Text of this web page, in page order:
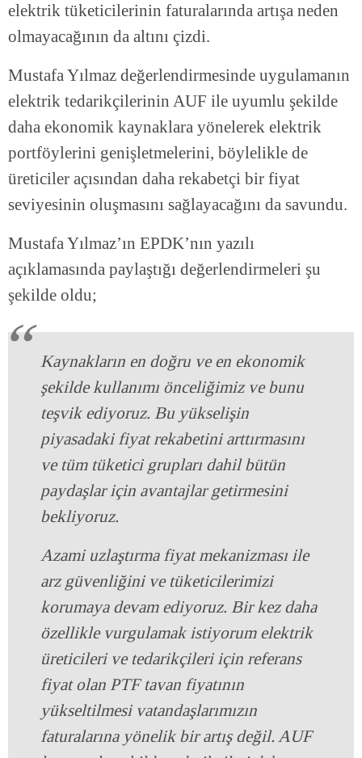
elektrik tüketicilerinin faturalarında artışa neden
olmayacağının da altını çizdi.
Mustafa Yılmaz değerlendirmesinde uygulamanın
elektrik tedarikçilerinin AUF ile uyumlu şekilde
daha ekonomik kaynaklara yönelerek elektrik
portföylerini genişletmelerini, böylelikle de
üreticiler açısından daha rekabetçi bir fiyat
seviyesinin oluşmasını sağlayacağını da savundu.
Mustafa Yılmaz’ın EPDK’nın yazılı
açıklamasında paylaştığı değerlendirmeleri şu
şekilde oldu;
Kaynakların en doğru ve en ekonomik
şekilde kullanımı önceliğimiz ve bunu
teşvik ediyoruz. Bu yükselişin
piyasadaki fiyat rekabetini arttırmasını
ve tüm tüketici grupları dahil bütün
paydaşlar için avantajlar getirmesini
bekliyoruz.
Azami uzlaştırma fiyat mekanizması ile
arz güvenliğini ve tüketicilerimizi
korumaya devam ediyoruz. Bir kez daha
özellikle vurgulamak istiyorum elektrik
üreticileri ve tedarikçileri için referans
fiyat olan PTF tavan fiyatının
yükseltilmesi vatandaşlarımızın
faturalarına yönelik bir artış değil. AUF